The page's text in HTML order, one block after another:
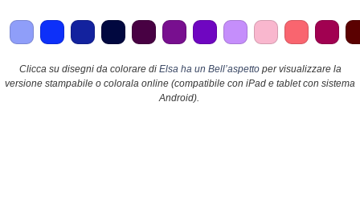
Clicca su disegni da colorare di Elsa ha un Bell’aspettoper visualizzare la
versione stampabile o colorala online (compatibile con iPad e tablet con sistema
Android).